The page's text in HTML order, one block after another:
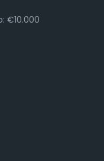
€10.000